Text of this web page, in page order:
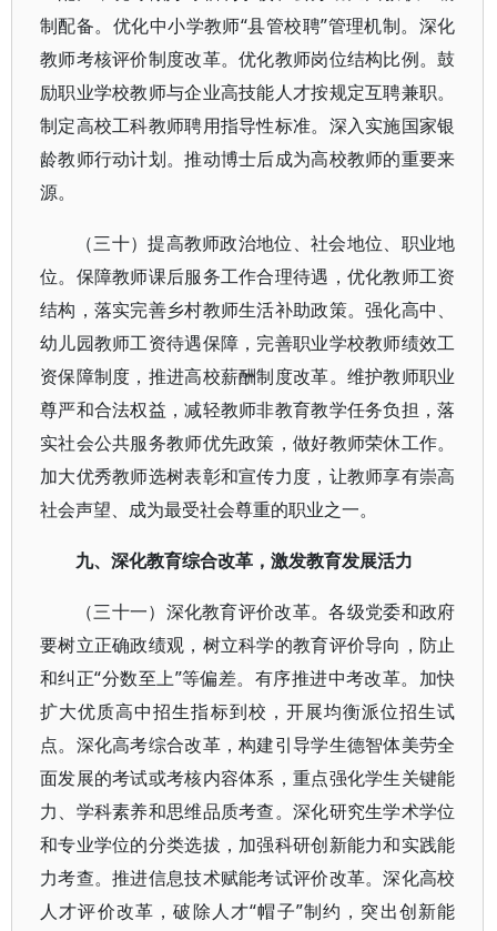
制配备。优化中小学教师“县管校聘”管理机制。深化
教师考核评价制度改革。优化教师岗位结构比例。鼓
励职业学校教师与企业高技能人才按规定互聘兼职。
制定高校工科教师聘用指导性标准。深入实施国家银
龄教师行动计划。推动博士后成为高校教师的重要来
源。
（三十）提高教师政治地位、社会地位、职业地
位。保障教师课后服务工作合理待遇，优化教师工资
结构，落实完善乡村教师生活补助政策。强化高中、
幼儿园教师工资待遇保障，完善职业学校教师绩效工
资保障制度，推进高校薪酬制度改革。维护教师职业
尊严和合法权益，减轻教师非教育教学任务负担，落
实社会公共服务教师优先政策，做好教师荣休工作。
加大优秀教师选树表彰和宣传力度，让教师享有崇高
社会声望、成为最受社会尊重的职业之一。
九、深化教育综合改革，激发教育发展活力
（三十一）深化教育评价改革。各级党委和政府
要树立正确政绩观，树立科学的教育评价导向，防止
和纠正“分数至上”等偏差。有序推进中考改革。加快
扩大优质高中招生指标到校，开展均衡派位招生试
点。深化高考综合改革，构建引导学生德智体美劳全
面发展的考试或考核内容体系，重点强化学生关键能
力、学科素养和思维品质考查。深化研究生学术学位
和专业学位的分类选拔，加强科研创新能力和实践能
力考查。推进信息技术赋能考试评价改革。深化高校
人才评价改革，破除人才“帽子”制约，突出创新能